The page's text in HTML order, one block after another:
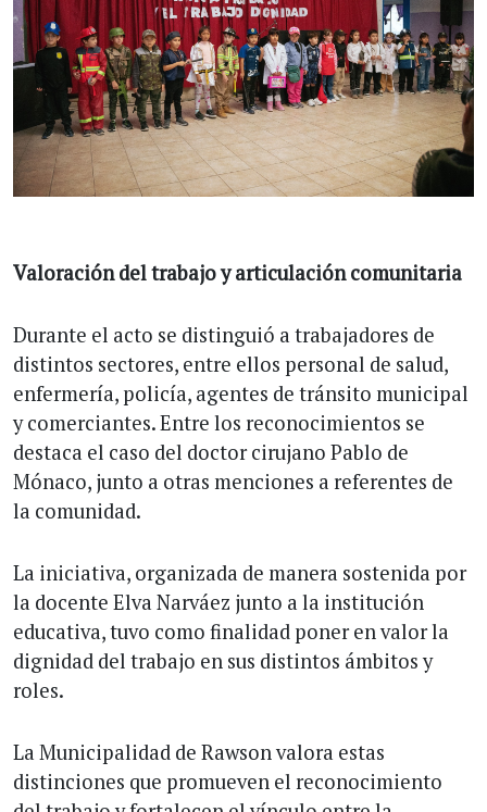
Valoración del trabajo y articulación comunitaria
Durante el acto se distinguió a trabajadores de
distintos sectores, entre ellos personal de salud,
enfermería, policía, agentes de tránsito municipal
y comerciantes. Entre los reconocimientos se
destaca el caso del doctor cirujano Pablo de
Mónaco, junto a otras menciones a referentes de
la comunidad.
La iniciativa, organizada de manera sostenida por
la docente Elva Narváez junto a la institución
educativa, tuvo como finalidad poner en valor la
dignidad del trabajo en sus distintos ámbitos y
roles.
La Municipalidad de Rawson valora estas
distinciones que promueven el reconocimiento